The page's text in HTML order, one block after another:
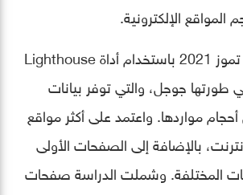
الإلكترونية.
بدأ مانر في يوليو / تموز 2021 باستخدام أداة Lighthouse
طورتها جوجل، والتي توفر بيانات
مواردها. واعتمد على أكثر مواقع
بالإضافة إلى الصفحات الأولى
المختلفة. وشملت الدراسة صفحات